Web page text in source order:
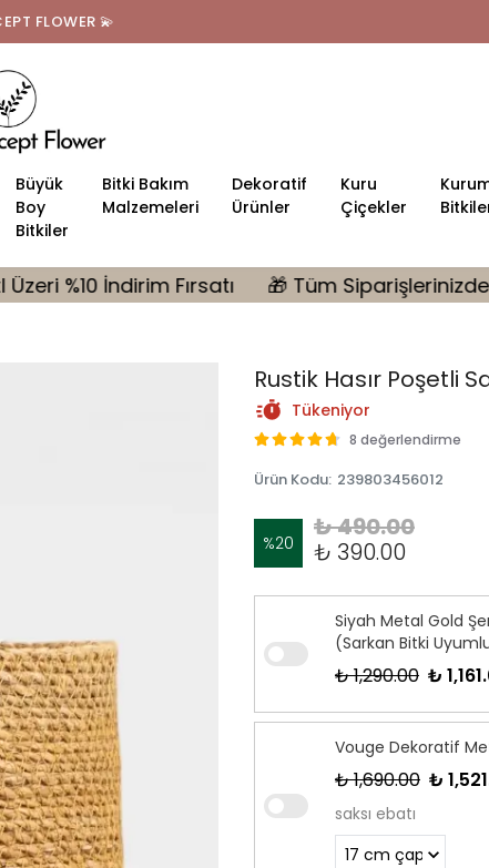
FLOWER 💫
Büyük
Boy
Bitkiler
Bitki Bakım
Malzemeleri
Dekoratif
Ürünler
Kuru
Çiçekler
🎁 Tüm Siparişlerinizde MONSTERA
Rustik Hasır Poşetli
Tükeniyor
8 değerlendirme
Ürün Kodu: 239803456012
%20
₺ 490.00
₺ 390.00
Siyah Metal Gold
(Sarkan Bitki
₺ 1,290.00 ₺
Vouge Dekoratif
₺ 1,690.00 ₺
saksı ebatı